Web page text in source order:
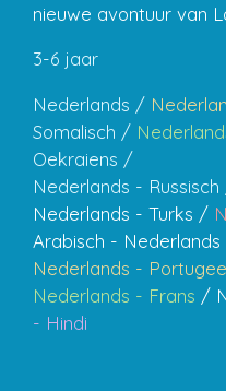
nieuwe avontuur van
3-6 jaar
Nederlands /
Somalisch /
Oekraiens /
Nederlands -
Nederlands - Turks /
Arabisch -
Nederlands -
Nederlands - Frans /
- Hindi